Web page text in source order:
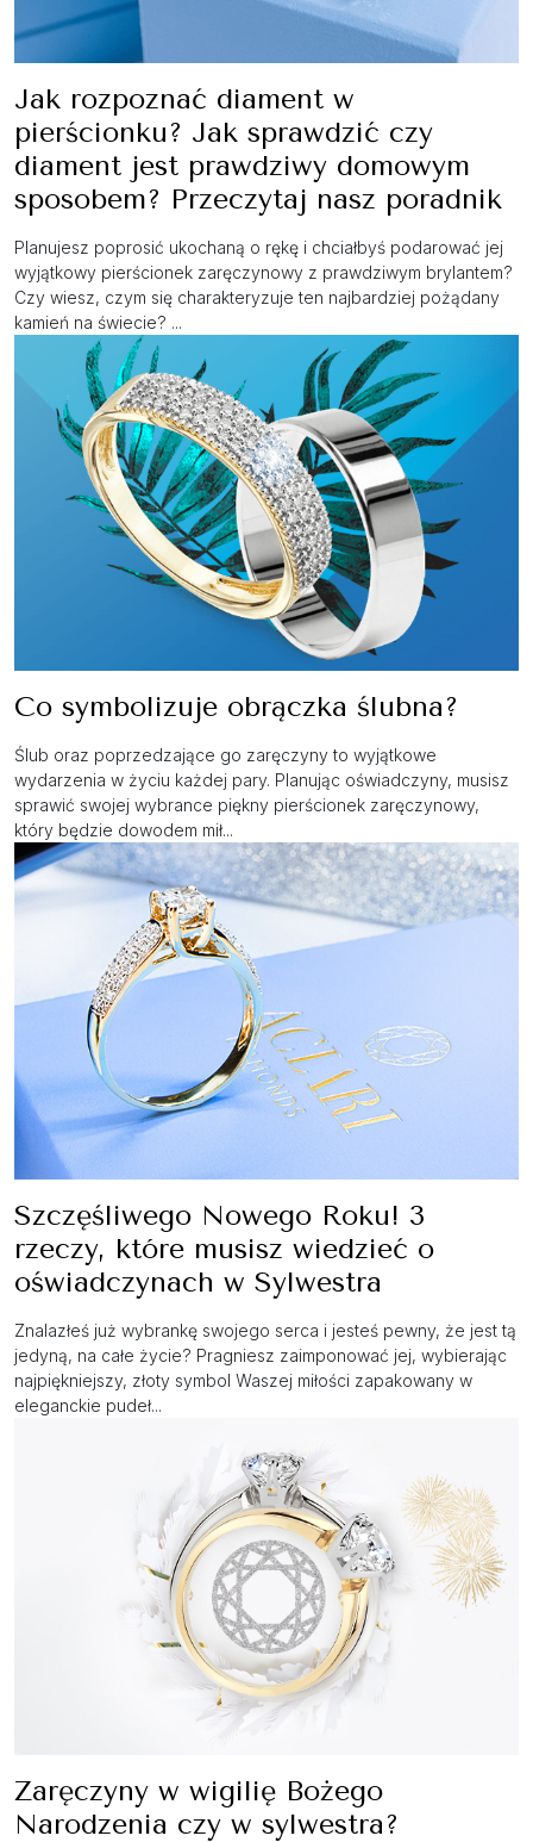
Jak rozpoznać diament w
pierścionku? Jak sprawdzić czy
diament jest prawdziwy domowym
sposobem? Przeczytaj nasz poradnik
Planujesz poprosić ukochaną o rękę i chciałbyś podarować jej
wyjątkowy pierścionek zaręczynowy z prawdziwym brylantem?
Czy wiesz, czym się charakteryzuje ten najbardziej pożądany
kamień na świecie? ...
Co symbolizuje obrączka ślubna?
Ślub oraz poprzedzające go zaręczyny to wyjątkowe
wydarzenia w życiu każdej pary. Planując oświadczyny, musisz
sprawić swojej wybrance piękny pierścionek zaręczynowy,
który będzie dowodem mił...
Szczęśliwego Nowego Roku! 3
rzeczy, które musisz wiedzieć o
oświadczynach w Sylwestra
Znalazłeś już wybrankę swojego serca i jesteś pewny, że jest tą
jedyną, na całe życie? Pragniesz zaimponować jej, wybierając
najpiękniejszy, złoty symbol Waszej miłości zapakowany w
eleganckie pudeł...
Zaręczyny w wigilię Bożego
Narodzenia czy w sylwestra?